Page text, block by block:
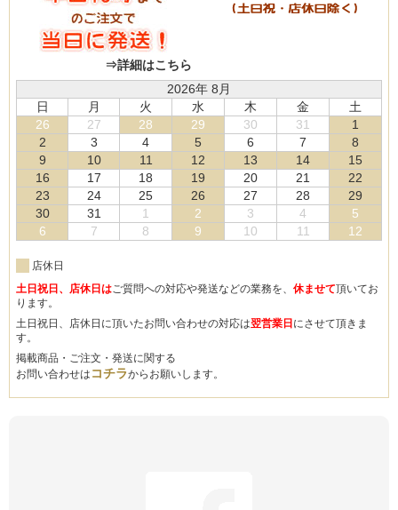
⇒詳細はこちら
2026年 8月
日
月 火 水 木 金
土
26
27 28 29 30 31
1
2
3 4 5 6 7
8
9
10 11 12 13 14
15
16
17 18 19 20 21
22
23
24 25 26 27 28
29
30
31 1 2 3 4
5
6
7 8 9 10 11 12
店休日
土日祝日、店休日はご質問への対応や発送などの業務を、 休ませて頂いてお
ります。
土日祝日、店休日に頂いたお問い合わせの対応は翌営業日にさせて頂きま
す。
掲載商品・ご注文・発送に関する
お問い合わせは コチラからお願いします。